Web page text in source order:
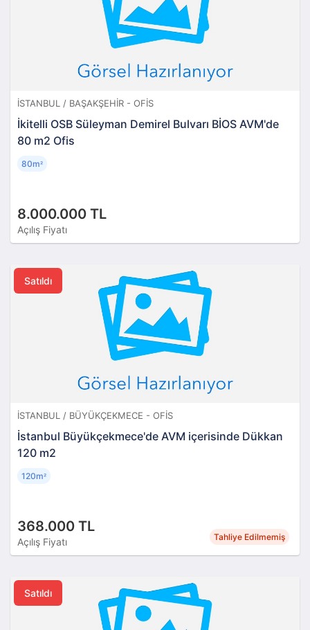
İSTANBUL / BAŞAKŞEHIR - OFIS
İkitelli OSB Süleyman Demirel Bulvarı BİOS AVM'de
80 m2 Ofis
8.000.000 TL
Açılış Fiyatı
80m²
Satıldı
İSTANBUL / BÜYÜKÇEKMECE - OFIS
İstanbul Büyükçekmece'de AVM içerisinde Dükkan
120 m2
368.000 TL
Açılış Fiyatı Tahliye Edilmemiş
120m²
Satıldı